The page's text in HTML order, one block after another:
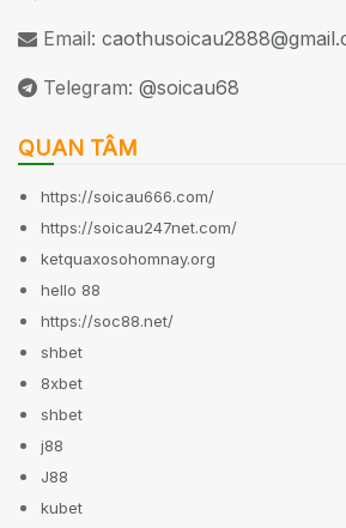
Email:
Telegram: @soicau68
QUAN TÂM
https://soicau666.com/
https://soicau247net.com/
ketquaxosohomnay.org
hello 88
https://soc88.net/
shbet
8xbet
shbet
j88
J88
kubet